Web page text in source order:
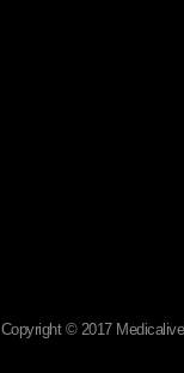
Copyright © 2017